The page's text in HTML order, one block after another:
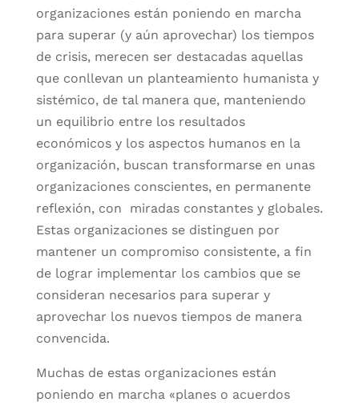
organizaciones están poniendo en marcha
para superar (y aún aprovechar) los tiempos
de crisis, merecen ser destacadas aquellas
que conllevan un planteamiento humanista y
sistémico, de tal manera que, manteniendo
un equilibrio entre los resultados
económicos y los aspectos humanos en la
organización, buscan transformarse en unas
organizaciones conscientes, en permanente
reflexión, con miradas constantes y globales.
Estas organizaciones se distinguen por
mantener un compromiso consistente, a fin
de lograr implementar los cambios que se
consideran necesarios para superar y
aprovechar los nuevos tiempos de manera
convencida.
Muchas de estas organizaciones están
poniendo en marcha «planes o acuerdos